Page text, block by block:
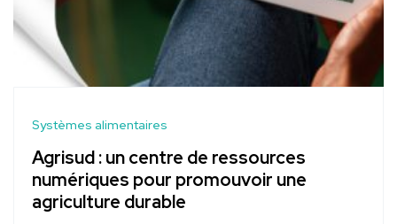
Systèmes alimentaires
Agrisud : un centre de ressources
numériques pour promouvoir une
agriculture durable